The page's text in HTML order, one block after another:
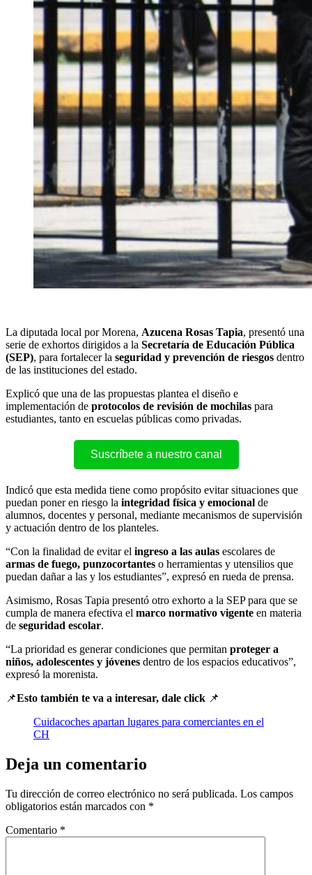
La diputada local por Morena, Azucena Rosas Tapia, presentó una
serie de exhortos dirigidos a la Secretaría de Educación Pública
(SEP), para fortalecer la seguridad y prevención de riesgos dentro
de las instituciones del estado.
Explicó que una de las propuestas plantea el diseño e
implementación de protocolos de revisión de mochilas para
estudiantes, tanto en escuelas públicas como privadas.
Suscríbete a nuestro canal
Indicó que esta medida tiene como propósito evitar situaciones que
puedan poner en riesgo la integridad física y emocional de
alumnos, docentes y personal, mediante mecanismos de supervisión
y actuación dentro de los planteles.
“Con la finalidad de evitar el ingreso a las aulas escolares de
armas de fuego, punzocortantes o herramientas y utensilios que
puedan dañar a las y los estudiantes”, expresó en rueda de prensa.
Asimismo, Rosas Tapia presentó otro exhorto a la SEP para que se
cumpla de manera efectiva el marco normativo vigente en materia
de seguridad escolar.
“La prioridad es generar condiciones que permitan proteger a
niños, adolescentes y jóvenes dentro de los espacios educativos”,
expresó la morenista.
📌Esto también te va a interesar, dale click 📌
Cuidacoches apartan lugares para comerciantes en el
CH
Deja un comentario
Tu dirección de correo electrónico no será publicada. Los campos
obligatorios están marcados con *
Comentario *